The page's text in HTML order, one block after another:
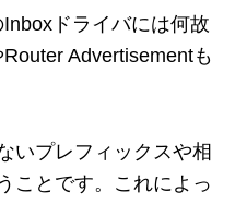
ドライバには何故
Advertisementも
いプレフィックスや相
ことです。これによっ